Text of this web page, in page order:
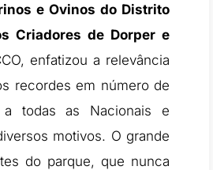
e Ovinos do Distrito
Criadores de Dorper e
enfatizou a relevância
recordes em número de
a todas as Nacionais e
motivos. O grande
do parque, que nunca